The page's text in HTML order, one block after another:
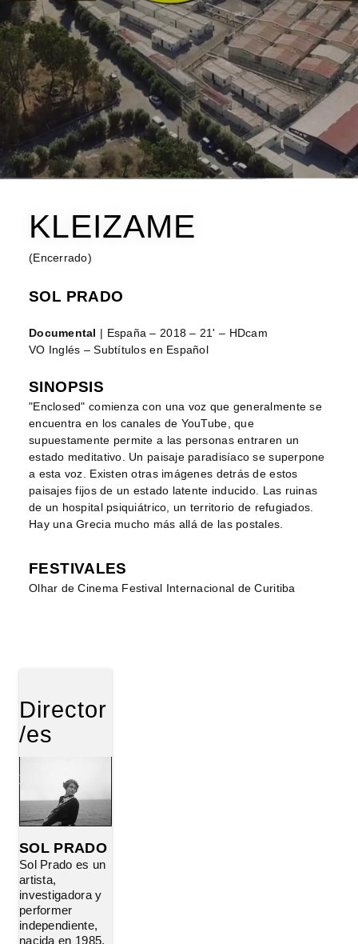
KLEIZAME
(Encerrado)
SOL PRADO
Documental
| España – 2018 – 21' – HDcam
VO Inglés – Subtítulos en Español
SINOPSIS
"Enclosed" comienza con una voz que generalmente se
encuentra en los canales de YouTube, que
supuestamente permite a las personas entraren un
estado meditativo. Un paisaje paradisíaco se superpone
a esta voz. Existen otras imágenes detrás de estos
paisajes fijos de un estado latente inducido. Las ruinas
de un hospital psiquiátrico, un territorio de refugiados.
Hay una Grecia mucho más allá de las postales.
FESTIVALES
Olhar de Cinema Festival Internacional de Curitiba
Director
/es
SOL PRADO
Sol Prado es un
artista,
investigadora y
performer
independiente,
nacida en 1985,